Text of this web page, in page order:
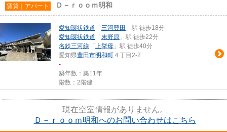
賃貸｜アパート Ｄ－ｒｏｏｍ明和
愛知環状鉄道 「 三河豊田 」駅 徒歩18分
愛知環状鉄道 「 末野原 」駅 徒歩22分
名鉄三河線 「 上挙母 」駅 徒歩40分
愛知県豊田市明和町 ４丁目2-2
-
築年数：築11年
階数：2階建
現在空室情報がありません。
Ｄ－ｒｏｏｍ明和へのお問い合わせはこちら